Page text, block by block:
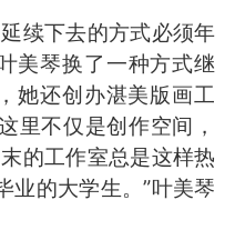
续下去的方式必须年
美琴换了一种方式继
她还创办湛美版画工
里不仅是创作空间，
的工作室总是这样热
业的大学生。”叶美琴